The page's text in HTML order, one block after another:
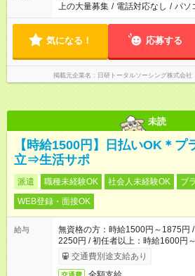
上の大量募集 / 電話対応なし / パソ
気になる！ 応募する
掲載元企業名 日研トータルソーシング株式会
未読
【時給1500円】日払いOK＊プ
立⇒生活サポ
派遣 職種未経験OK 社会人未経験OK
ブ
WEB登録・面接OK
給与
無資格の方：時給1500円～1875円
2250円 / 初任者以上：時給1600円
交通費別途支給あり